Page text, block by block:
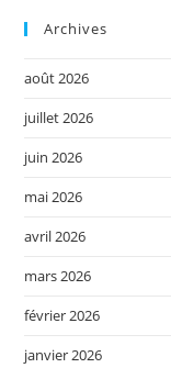
Archives
août 2026
juillet 2026
juin 2026
mai 2026
avril 2026
mars 2026
février 2026
janvier 2026